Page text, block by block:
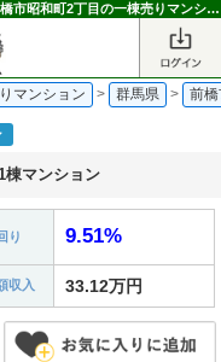
群馬県前橋市昭和町2丁目 1棟マンション｜群馬県前橋市昭和町2丁目の一棟売りマンション 4,180万円 中央前橋駅｜不動産投資博士
マンション > 群馬県 > 前
マンション
り 9.51%
収入 33.12万円